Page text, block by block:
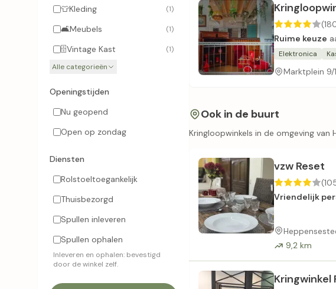
👕Kleding (1)
🛋️Meubels (1)
🗄️Vintage Kast
(1)
Alle categorieën
Openingstijden
Nu geopend
Open op zondag
Diensten
Rolstoeltoegankelijk
Thuisbezorgd
Spullen inleveren
Spullen ophalen
Inleveren en ophalen: bevestigd
door de winkel zelf.
Ruime keuze
Elektronica
Marktplein 9/
Ook in de buurt
Kringloopwinkels in de omgeving van
vzw Reset
Vriendelijk
9,2 km
Kringwinkel